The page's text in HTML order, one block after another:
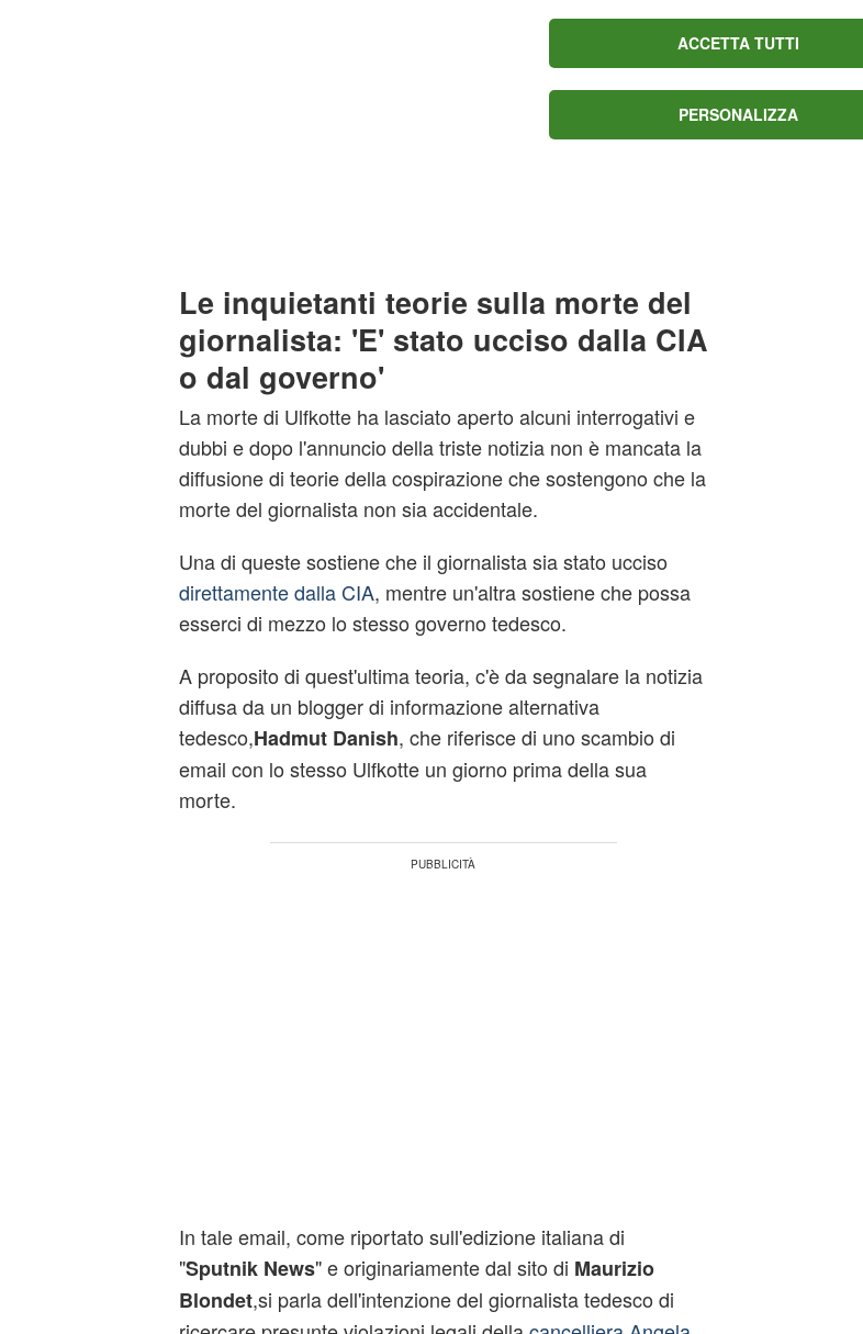
Le inquietanti teorie sulla morte del
giornalista: 'E' stato ucciso dalla CIA
o dal governo'
La morte di Ulfkotte ha lasciato aperto alcuni interrogativi e
dubbi e dopo l'annuncio della triste notizia non è mancata la
diffusione di teorie della cospirazione che sostengono che la
morte del giornalista non sia accidentale.
Una di queste sostiene che il giornalista sia stato ucciso
direttamente dalla CIA, mentre un'altra sostiene che possa
esserci di mezzo lo stesso governo tedesco.
A proposito di quest'ultima teoria, c'è da segnalare la notizia
diffusa da un blogger di informazione alternativa
tedesco,Hadmut Danish, che riferisce di uno scambio di
email con lo stesso Ulfkotte un giorno prima della sua
morte.
In tale email, come riportato sull'edizione italiana di
"Sputnik News" e originariamente dal sito di Maurizio
Blondet,si parla dell'intenzione del giornalista tedesco di
ACCETTA TUTTI
PERSONALIZZA